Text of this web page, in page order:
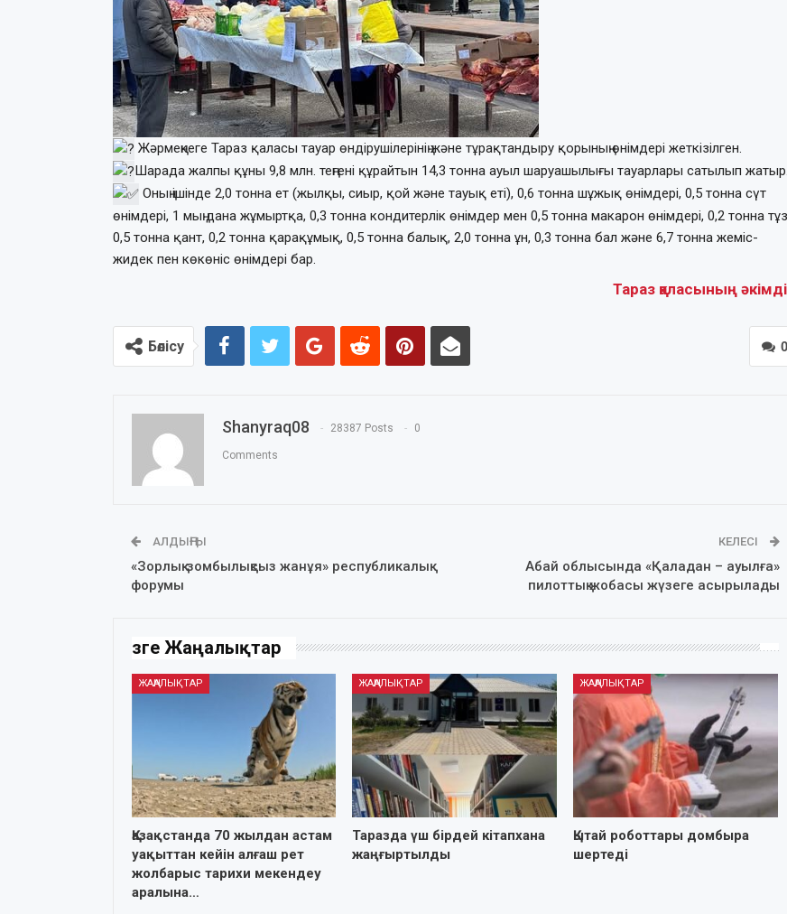
Жәрмеңкеге Тараз қаласы тауар өндірушілерінің және тұрақтандыру қорының өнімдері жеткізілген.
Шарада жалпы құны 9,8 млн. теңгені құрайтын 14,3 тонна ауыл шаруашылығы тауарлары сатылып жатыр.
Оның ішінде 2,0 тонна ет (жылқы, сиыр, қой және тауық еті), 0,6 тонна шұжық өнімдері, 0,5 тонна сүт
өнімдері, 1 мың дана жұмыртқа, 0,3 тонна кондитерлік өнімдер мен 0,5 тонна макарон өнімдері, 0,2 тонна
0,5 тонна қант, 0,2 тонна қарақұмық, 0,5 тонна балық, 2,0 тонна ұн, 0,3 тонна бал және 6,7 тонна жеміс-
жидек пен көкөніс өнімдері бар.
Тараз қаласының
0
Бөлісу
Shanyraq08 28387 Posts 0
Comments
АЛДЫҢҒЫ
«Зорлық-зомбылықсыз жанұя» республикалық
форумы
КЕЛЕСІ
Абай облысында «Қаладан – ауылға»
пилоттық жобасы жүзеге асырылады
Өзге Жаңалықтар
ЖАҢАЛЫҚТАР
Қазақстанда 70 жылдан астам
уақыттан кейін алғаш рет
жолбарыс тарихи мекендеу
аралына…
ЖАҢАЛЫҚТАР
Таразда үш бірдей кітапхана
жаңғыртылды
ЖАҢАЛЫҚТАР
Қытай роботтары домбыра
шертеді